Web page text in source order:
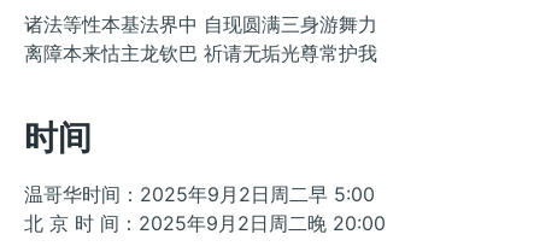
诸法等性本基法界中 自现圆满三身游舞力
离障本来怙主龙钦巴 祈请无垢光尊常护我
时间
温哥华时间：2025年9月2日周二早 5:00
北 京 时 间：2025年9月2日周二晚 20:00